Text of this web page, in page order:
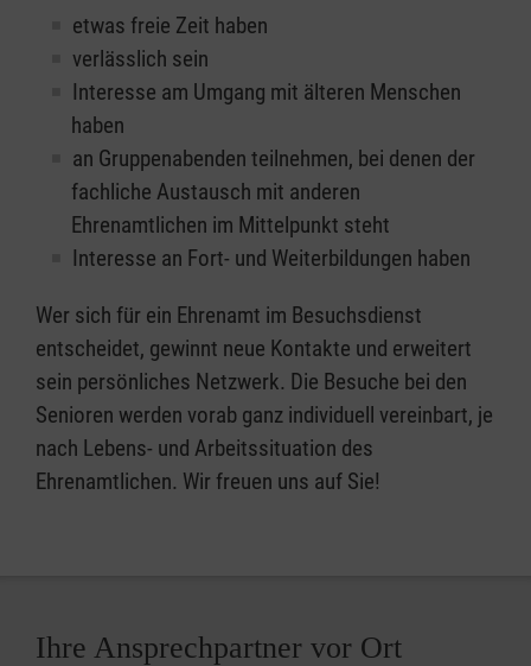
etwas freie Zeit haben
verlässlich sein
Interesse am Umgang mit älteren Menschen
haben
an Gruppenabenden teilnehmen, bei denen der
fachliche Austausch mit anderen
Ehrenamtlichen im Mittelpunkt steht
Interesse an Fort- und Weiterbildungen haben
Wer sich für ein Ehrenamt im Besuchsdienst
entscheidet, gewinnt neue Kontakte und erweitert
sein persönliches Netzwerk. Die Besuche bei den
Senioren werden vorab ganz individuell vereinbart, je
nach Lebens- und Arbeitssituation des
Ehrenamtlichen. Wir freuen uns auf Sie!
Ihre Ansprechpartner vor Ort